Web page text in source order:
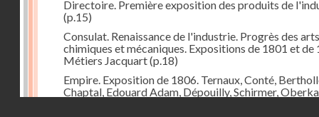
Directoire. Première exposition des produits de
(p.15)
Consulat. Renaissance de l'industrie. Progrès des arts
chimiques et mécaniques. Expositions de 1801 et de
Métiers Jacquart(p.18)
Empire. Exposition de 1806. Ternaux, Conté,
Chaptal, Edouard Adam, Dépouilly, Schirmer,